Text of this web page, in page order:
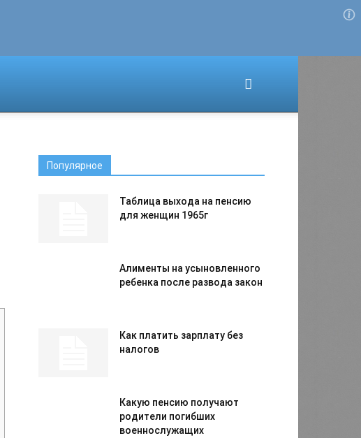
Популярное
Таблица выхода на пенсию
для женщин 1965г
Алименты на усыновленного
ребенка после развода закон
Как платить зарплату без
налогов
Какую пенсию получают
родители погибших
военнослужащих